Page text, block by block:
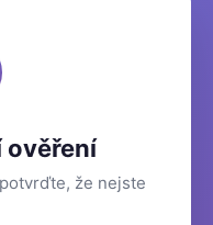
ověření
že nejste